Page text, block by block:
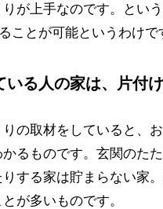
が上手なのです。とい
ことが可能というわけで
いる人の家は、片付
の取材をしていると、
るものです。玄関のた
する家は貯まらない家
が多いものです。